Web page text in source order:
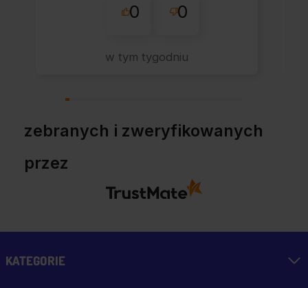
sklepu nie pierwszy
wszystko perfekt.
0 0
w tym tygodniu
zebranych i zweryfikowanych
przez
KATEGORIE